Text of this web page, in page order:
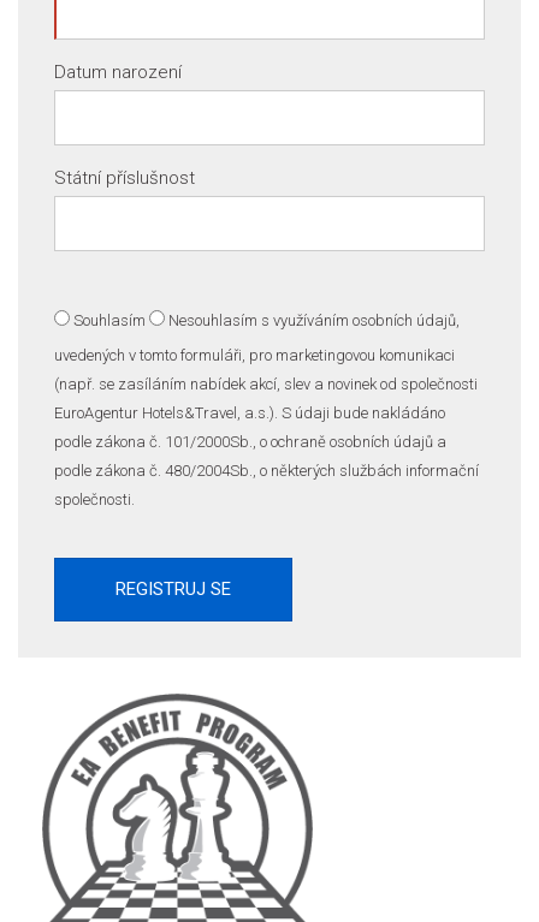
Datum narození
Státní příslušnost
Souhlasím Nesouhlasím s využíváním osobních údajů,
uvedených v tomto formuláři, pro marketingovou komunikaci
(např. se zasíláním nabídek akcí, slev a novinek od společnosti
EuroAgentur Hotels&Travel, a.s.). S údaji bude nakládáno
podle zákona č. 101/2000Sb., o ochraně osobních údajů a
podle zákona č. 480/2004Sb., o některých službách informační
společnosti.